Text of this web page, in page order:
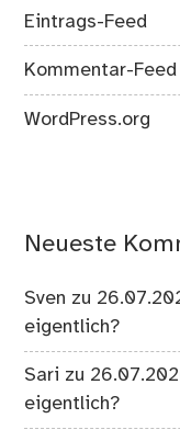
Eintrags-Feed
Kommentar-Feed
WordPress.org
Neueste
Sven zu
eigentlich?
Sari zu
eigentlich?